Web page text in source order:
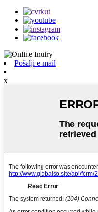
Pošalji e-mail
x